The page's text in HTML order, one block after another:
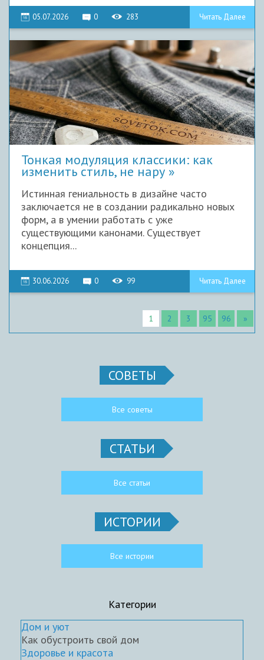
05.07.2026 0 283 Читать Далее
Тонкая модуляция классики: как
изменить стиль, не нару
Истинная гениальность в дизайне часто
заключается не в создании радикально новых
форм, а в умении работать с уже
существующими канонами. Существует
концепция...
30.06.2026 0 99 Читать Далее
1 2 3 95 96 »
СОВЕТЫ
Все советы
СТАТЬИ
Все статьи
ИСТОРИИ
Все истории
Категории
Дом и уют
Как обустроить свой дом
Здоровье и красота